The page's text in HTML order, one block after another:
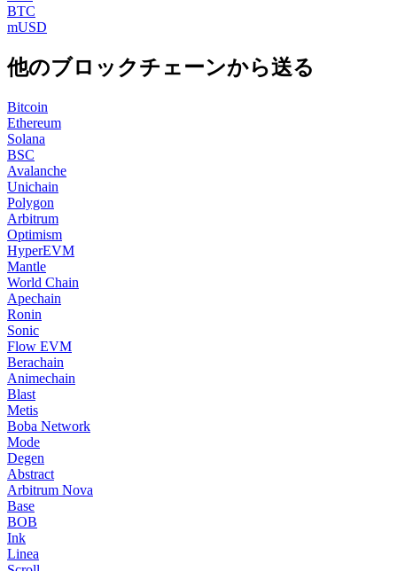
BTC
mUSD
他のブロックチェーンから送る
Bitcoin
Ethereum
Solana
BSC
Avalanche
Unichain
Polygon
Arbitrum
Optimism
HyperEVM
Mantle
World Chain
Apechain
Ronin
Sonic
Flow EVM
Berachain
Animechain
Blast
Metis
Boba Network
Mode
Degen
Abstract
Arbitrum Nova
Base
BOB
Ink
Linea